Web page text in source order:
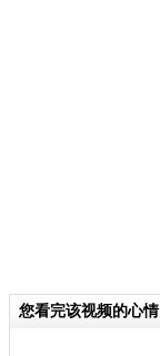
您看完该视频的心情